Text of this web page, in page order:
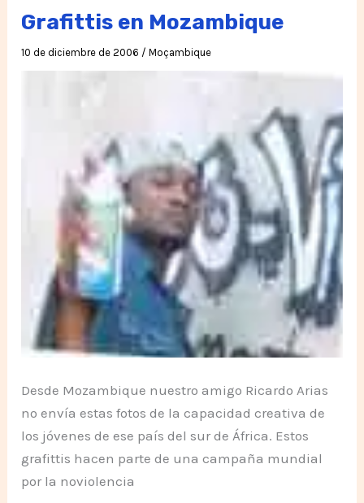
Grafittis en Mozambique
10 de diciembre de 2006 /Moçambique
Desde Mozambique nuestro amigo Ricardo Arias
no envía estas fotos de la capacidad creativa de
los jóvenes de ese país del sur de África. Estos
grafittis hacen parte de una campaña mundial
por la noviolencia